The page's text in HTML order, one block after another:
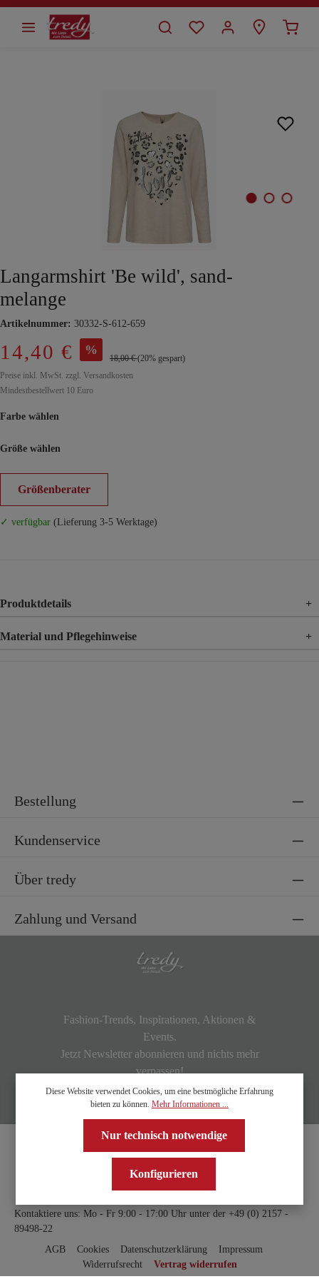
springen
Langarmshirt 'Be wild', sand-
melange
Artikelnummer: 30332-S-612-659
14,40 € %
18,00 €(20% gespart)
Preise inkl. MwSt. zzgl. Versandkosten
Mindestbestellwert 10 Euro
Farbe wählen
Größe wählen
Größenberater
✓ verfügbar (Lieferung 3-5 Werktage)
Produktdetails +
Material und Pflegehinweise +
Bestellung
Kundenservice
Über tredy
Zahlung und Versand
Fashion-Trends, Inspirationen, Aktionen &
Events.
Jetzt Newsletter abonnieren und nichts mehr
verpassen!
Kontaktiere uns: Mo - Fr 9:00 - 17:00 Uhr unter der +49 (0) 2157 -
89498-22
AGB
Cookies Datenschutzerklärung
Impressum
Widerrufsrecht
Vertrag widerrufen
Diese Website verwendet Cookies, um eine bestmögliche Erfahrung
bieten zu können. Mehr Informationen ...
Nur technisch notwendige
Konfigurieren